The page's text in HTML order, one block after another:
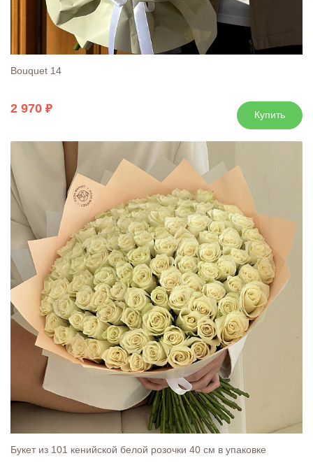
Bouquet 14
2 970 Купить
Букет из 101 кенийской белой розочки 40 см в упаковке